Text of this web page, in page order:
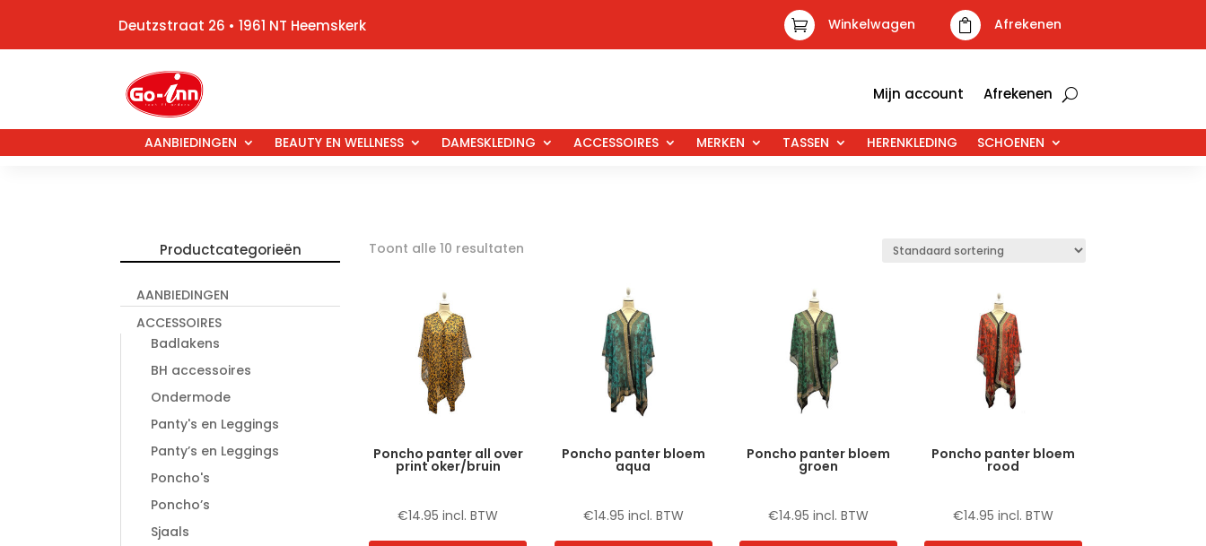
Deutzstraat 26 • 1961 NT Heemskerk  Winkelwagen  Afrekenen
Mijn account Afrekenen
AANBIEDINGEN BEAUTY EN WELLNESS DAMESKLEDING ACCESSOIRES MERKEN TASSEN HERENKLEDING SCHOENEN
Productcategorieën
AANBIEDINGEN
ACCESSOIRES
Badlakens
BH accessoires
Ondermode
Panty's en Leggings
Panty’s en Leggings
Poncho's
Poncho’s
Sjaals
Toont alle 10 resultaten
Poncho panter all over
print oker/bruin
€14.95 incl. BTW
Poncho panter bloem
aqua
€14.95 incl. BTW
Poncho panter bloem
groen
€14.95 incl. BTW
Poncho panter bloem
rood
€14.95 incl. BTW